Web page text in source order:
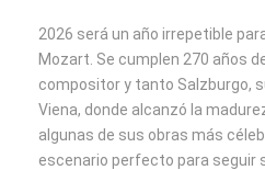
2026 será un año irrepetible
Mozart. Se cumplen 270 años
compositor y tanto Salzburgo,
Viena, donde alcanzó la
algunas de sus obras más
escenario perfecto para seguir